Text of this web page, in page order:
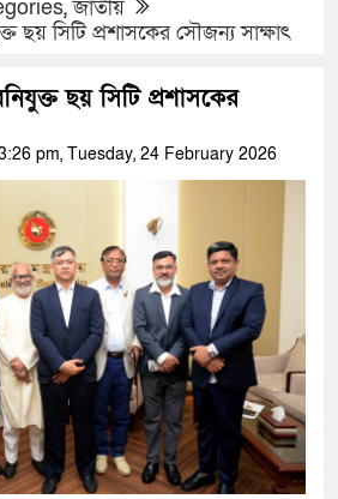
,জাতীয়
ছয় সিটি প্রশাসকের সৌজন্য সাক্ষাৎ
নবনিযুক্ত ছয় সিটি প্রশাসকের
pm, Tuesday, 24 February 2026